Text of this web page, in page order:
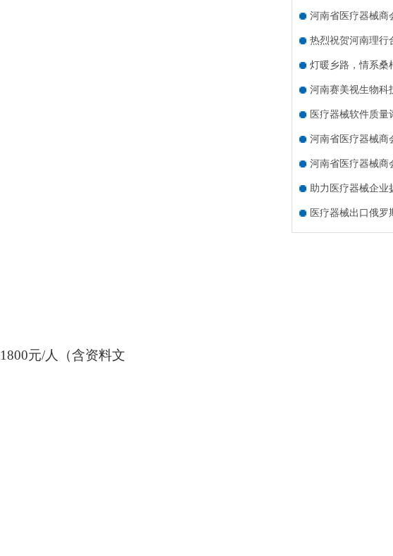
1800元/人（含资料文
河南省医疗器械商
热烈祝贺河南理行
灯暖乡路，情系桑
河南赛美视生物科
医疗器械软件质
河南省医疗器械商
河南省医疗器械商
助力医疗器械企业
医疗器械出口俄